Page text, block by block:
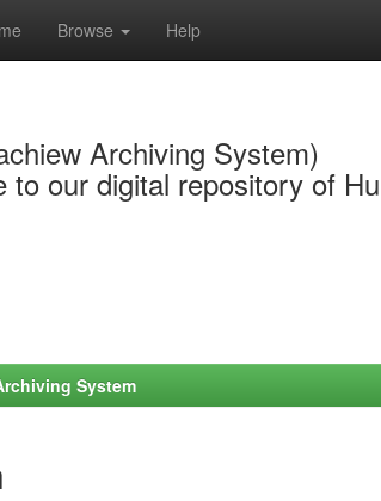
Browse Help
Archiving System)
to our digital repository of
System